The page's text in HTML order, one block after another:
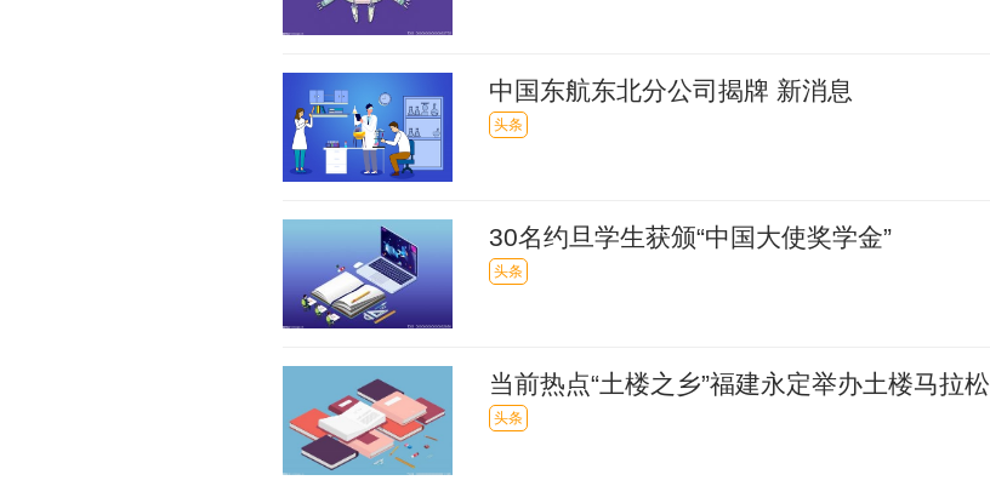
中国东航东北分公司揭牌 新消息
头条
30名约旦学生获颁“中国大使奖学金”
头条
当前热点“土楼之乡”福建永定举办土楼马拉松
头条